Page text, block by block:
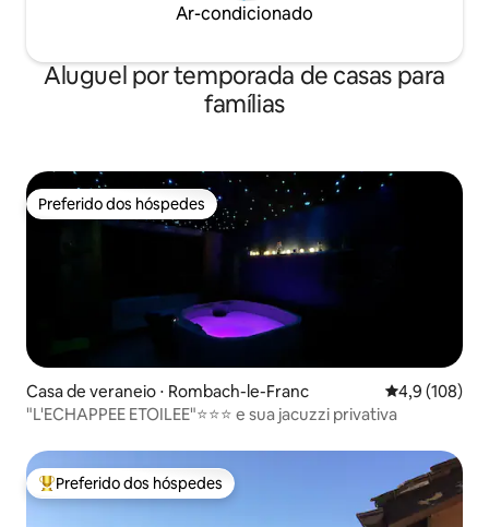
Ar-condicionado
Aluguel por temporada de casas para
famílias
Preferido dos hóspedes
Preferido dos hóspedes
Casa de veraneio ⋅ Rombach-le-Franc 4,9 de uma
4,9 (108)
"L'ECHAPPEE ETOILEE"⭐⭐⭐ e sua jacuzzi privativa
Entre os melhores preferidos dos hóspedes
Preferido dos hóspedes